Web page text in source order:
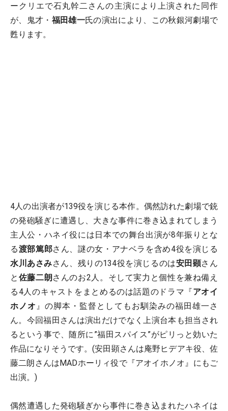
ークリエで石丸幹二さんの主演により上演された同作
が、鬼才・ 福田雄一氏の演出により、この秋銀河劇場で
甦ります。
4人の出演者が139役を演じる本作。偶然訪れた劇場で銃
の発砲騒ぎに遭遇し、大きな事件に巻き込まれてしまう
主人公・ハネイ役には日本での舞台出演が8年振りとな
る渡部篤郎さん、謎の女・アナベラを含め4役を演じる
水川あさみさん、残りの134役を演じるのは安田顕さん
と 佐藤二朗さんのお2人。そして実力と個性を兼ね備え
る4人のキャストをまとめるのは話題のドラマ『アオイ
ホノオ 』の脚本・監督としてもお馴染みの福田雄一さ
ん。今回福田さんは演出だけでなく上演台本も担当され
るという事で、随所に”福田スパイス”がピリっと効いた
作品になりそうです。(安田顕さんは庵野ヒデアキ役、佐
藤二朗さんはMADホーリィ役で『アオイホノオ』にもご
出演。)
偶然遭遇した発砲騒ぎから事件に巻き込まれたハネイは